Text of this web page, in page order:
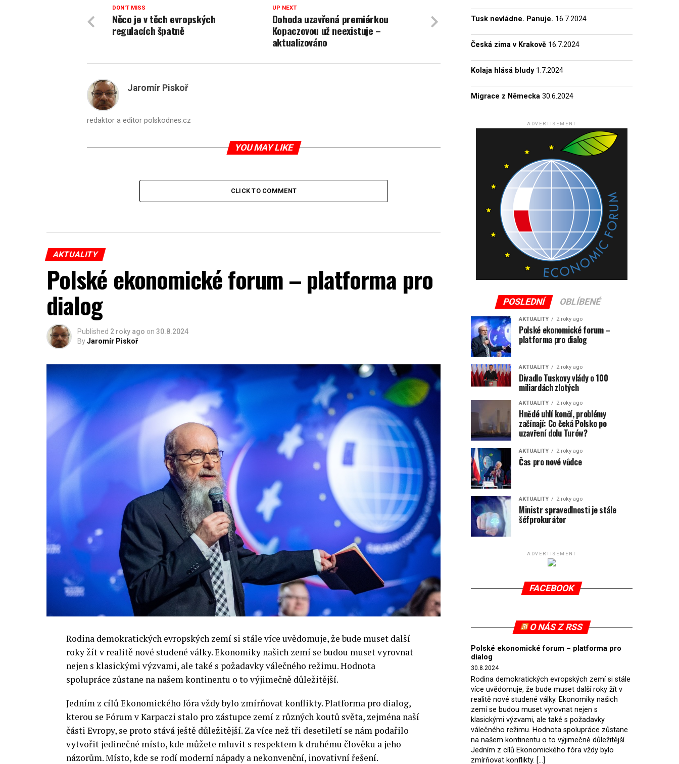
UP NEXT
Dohoda uzavřená premiérkou
Kopaczovou už neexistuje –
aktualizováno
DON'T MISS
Něco je v těch evropských
regulacích špatně
Jaromír Piskoř
redaktor a editor polskodnes.cz
YOU MAY LIKE
CLICK TO COMMENT
AKTUALITY
Polské ekonomické forum – platforma pro
dialog
Published 2 roky ago on 30.8.2024
ByJaromír Piskoř
Rodina demokratických evropských zemí si stále více uvědomuje, že bude muset další
roky žít v realitě nové studené války. Ekonomiky našich zemí se budou muset vyrovnat
nejen s klasickými výzvami, ale také s požadavky válečného režimu. Hodnota
spolupráce zůstane na našem kontinentu o to výjimečně důležitější.
Jedním z cílů Ekonomického fóra vždy bylo zmírňovat konflikty. Platforma pro dialog,
kterou se Fórum v Karpaczi stalo pro zástupce zemí z různých koutů světa, zejména naší
části Evropy, se proto stává ještě důležitější. Za více než tři desetiletí se nám podařilo
vytvořit jedinečné místo, kde můžete mluvit s respektem k druhému člověku a jeho
názorům. Místo, kde se rodí moderní nápady a nekonvenční, inovativní řešení.
Tusk nevládne. Panuje. 16.7.2024
Česká zima v Krakově 16.7.2024
Kolaja hlásá bludy 1.7.2024
Migrace z Německa 30.6.2024
ADVERTISEMENT
POSLEDNÍ OBLÍBENÉ
AKTUALITY 2 roky ago
Polské ekonomické forum –
platforma pro dialog
AKTUALITY 2 roky ago
Divadlo Tuskovy vlády o 100
miliardách zlotých
AKTUALITY 2 roky ago
Hnědé uhlí končí, problémy
začínají: Co čeká Polsko po
uzavření dolu Turów?
AKTUALITY 2 roky ago
Čas pro nové vůdce
AKTUALITY 2 roky ago
Ministr spravedlnosti je stále
šéfprokurátor
ADVERTISEMENT
FACEBOOK
O NÁS Z RSS
Polské ekonomické forum – platforma pro
dialog
30.8.2024
Rodina demokratických evropských zemí si stále
více uvědomuje, že bude muset další roky žít v
realitě nové studené války. Ekonomiky našich
zemí se budou muset vyrovnat nejen s
klasickými výzvami, ale také s požadavky
válečného režimu. Hodnota spolupráce zůstane
na našem kontinentu o to výjimečně důležitější.
Jedním z cílů Ekonomického fóra vždy bylo
zmírňovat konflikty. […]